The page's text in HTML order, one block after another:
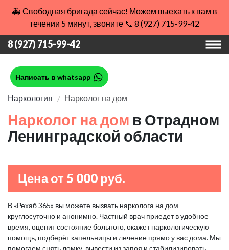
🚑 Свободная бригада сейчас! Можем выехать к вам в
течении 5 минут, звоните 📞 8 (927) 715-99-42
8 (927) 715-99-42
Написать в whatsapp
Наркология Нарколог на дом
Нарколог на дом в Отрадном
Ленинградской области
Цена от 5 000 руб.
В «Рехаб 365» вы можете вызвать нарколога на дом
круглосуточно и анонимно. Частный врач приедет в удобное
время, оценит состояние больного, окажет наркологическую
помощь, подберёт капельницы и лечение прямо у вас дома. Мы
помогаем снять ломку, вывести из запоя и стабилизировать